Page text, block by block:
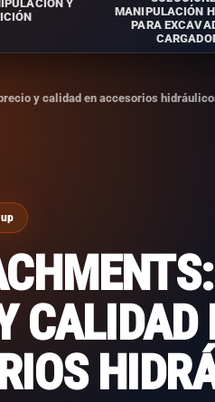
Y
MANIPULACIÓN
PARA
y calidad en accesorios
CALIDAD